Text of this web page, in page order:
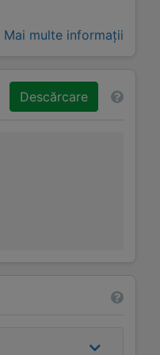
Mai multe informații
Descărcare